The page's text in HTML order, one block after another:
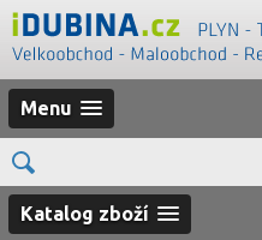
Menu
Katalog zboží